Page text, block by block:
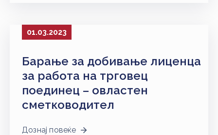
01.03.2023
Барање за добивање лиценца
за работа на трговец
поединец – овластен
сметководител
Дознај повеќе